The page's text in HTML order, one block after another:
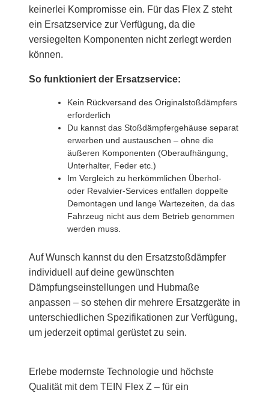
keinerlei Kompromisse ein. Für das Flex Z steht
ein Ersatzservice zur Verfügung, da die
versiegelten Komponenten nicht zerlegt werden
können.
So funktioniert der Ersatzservice:
Kein Rückversand des Originalstoßdämpfers
erforderlich
Du kannst das Stoßdämpfergehäuse separat
erwerben und austauschen – ohne die
äußeren Komponenten (Oberaufhängung,
Unterhalter, Feder etc.)
Im Vergleich zu herkömmlichen Überhol-
oder Revalvier-Services entfallen doppelte
Demontagen und lange Wartezeiten, da das
Fahrzeug nicht aus dem Betrieb genommen
werden muss.
Auf Wunsch kannst du den Ersatzstoßdämpfer
individuell auf deine gewünschten
Dämpfungseinstellungen und Hubmaße
anpassen – so stehen dir mehrere Ersatzgeräte in
unterschiedlichen Spezifikationen zur Verfügung,
um jederzeit optimal gerüstet zu sein.
Erlebe modernste Technologie und höchste
Qualität mit dem TEIN Flex Z – für ein